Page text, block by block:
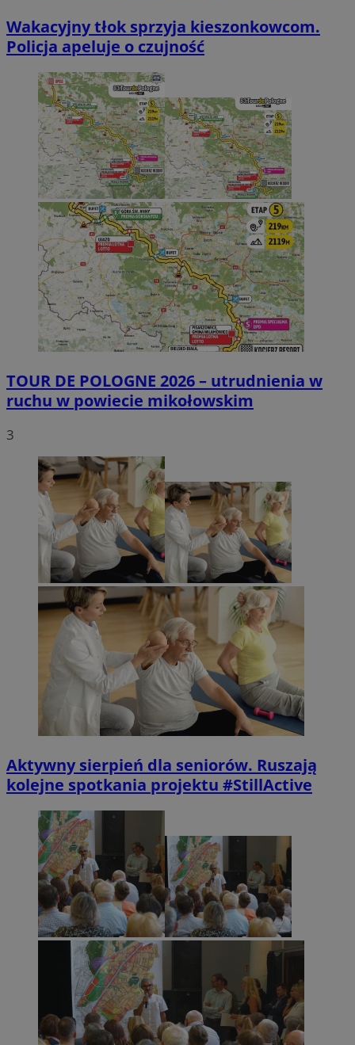
Wakacyjny tłok sprzyja kieszonkowcom.
Policja apeluje o czujność
TOUR DE POLOGNE 2026 – utrudnienia w
ruchu w powiecie mikołowskim
3
Aktywny sierpień dla seniorów. Ruszają
kolejne spotkania projektu #StillActive